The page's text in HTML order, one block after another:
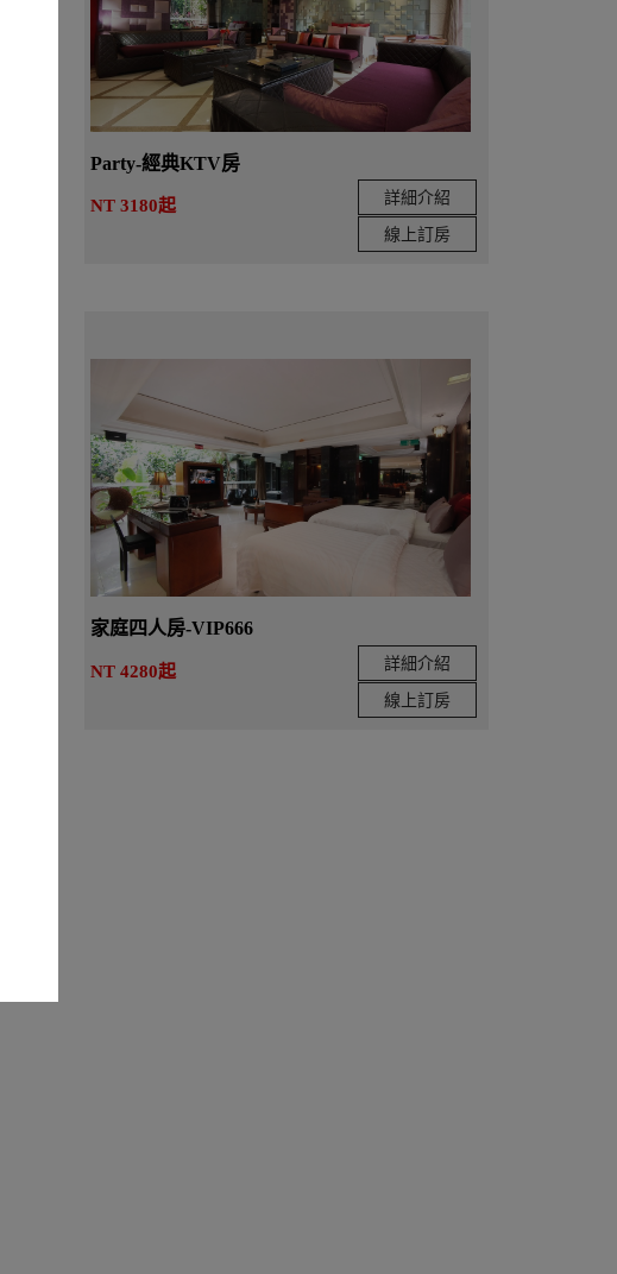
Party-經典KTV房
詳細介紹
NT 3180起
線上訂房
家庭四人房-VIP666
詳細介紹
NT 4280起
線上訂房